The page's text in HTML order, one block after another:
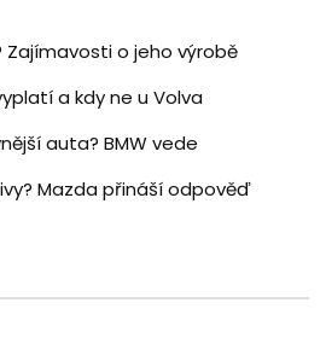
Zajímavosti o jeho výrobě
a kdy ne u Volva
auta? BMW vede
Mazda přináší odpověď